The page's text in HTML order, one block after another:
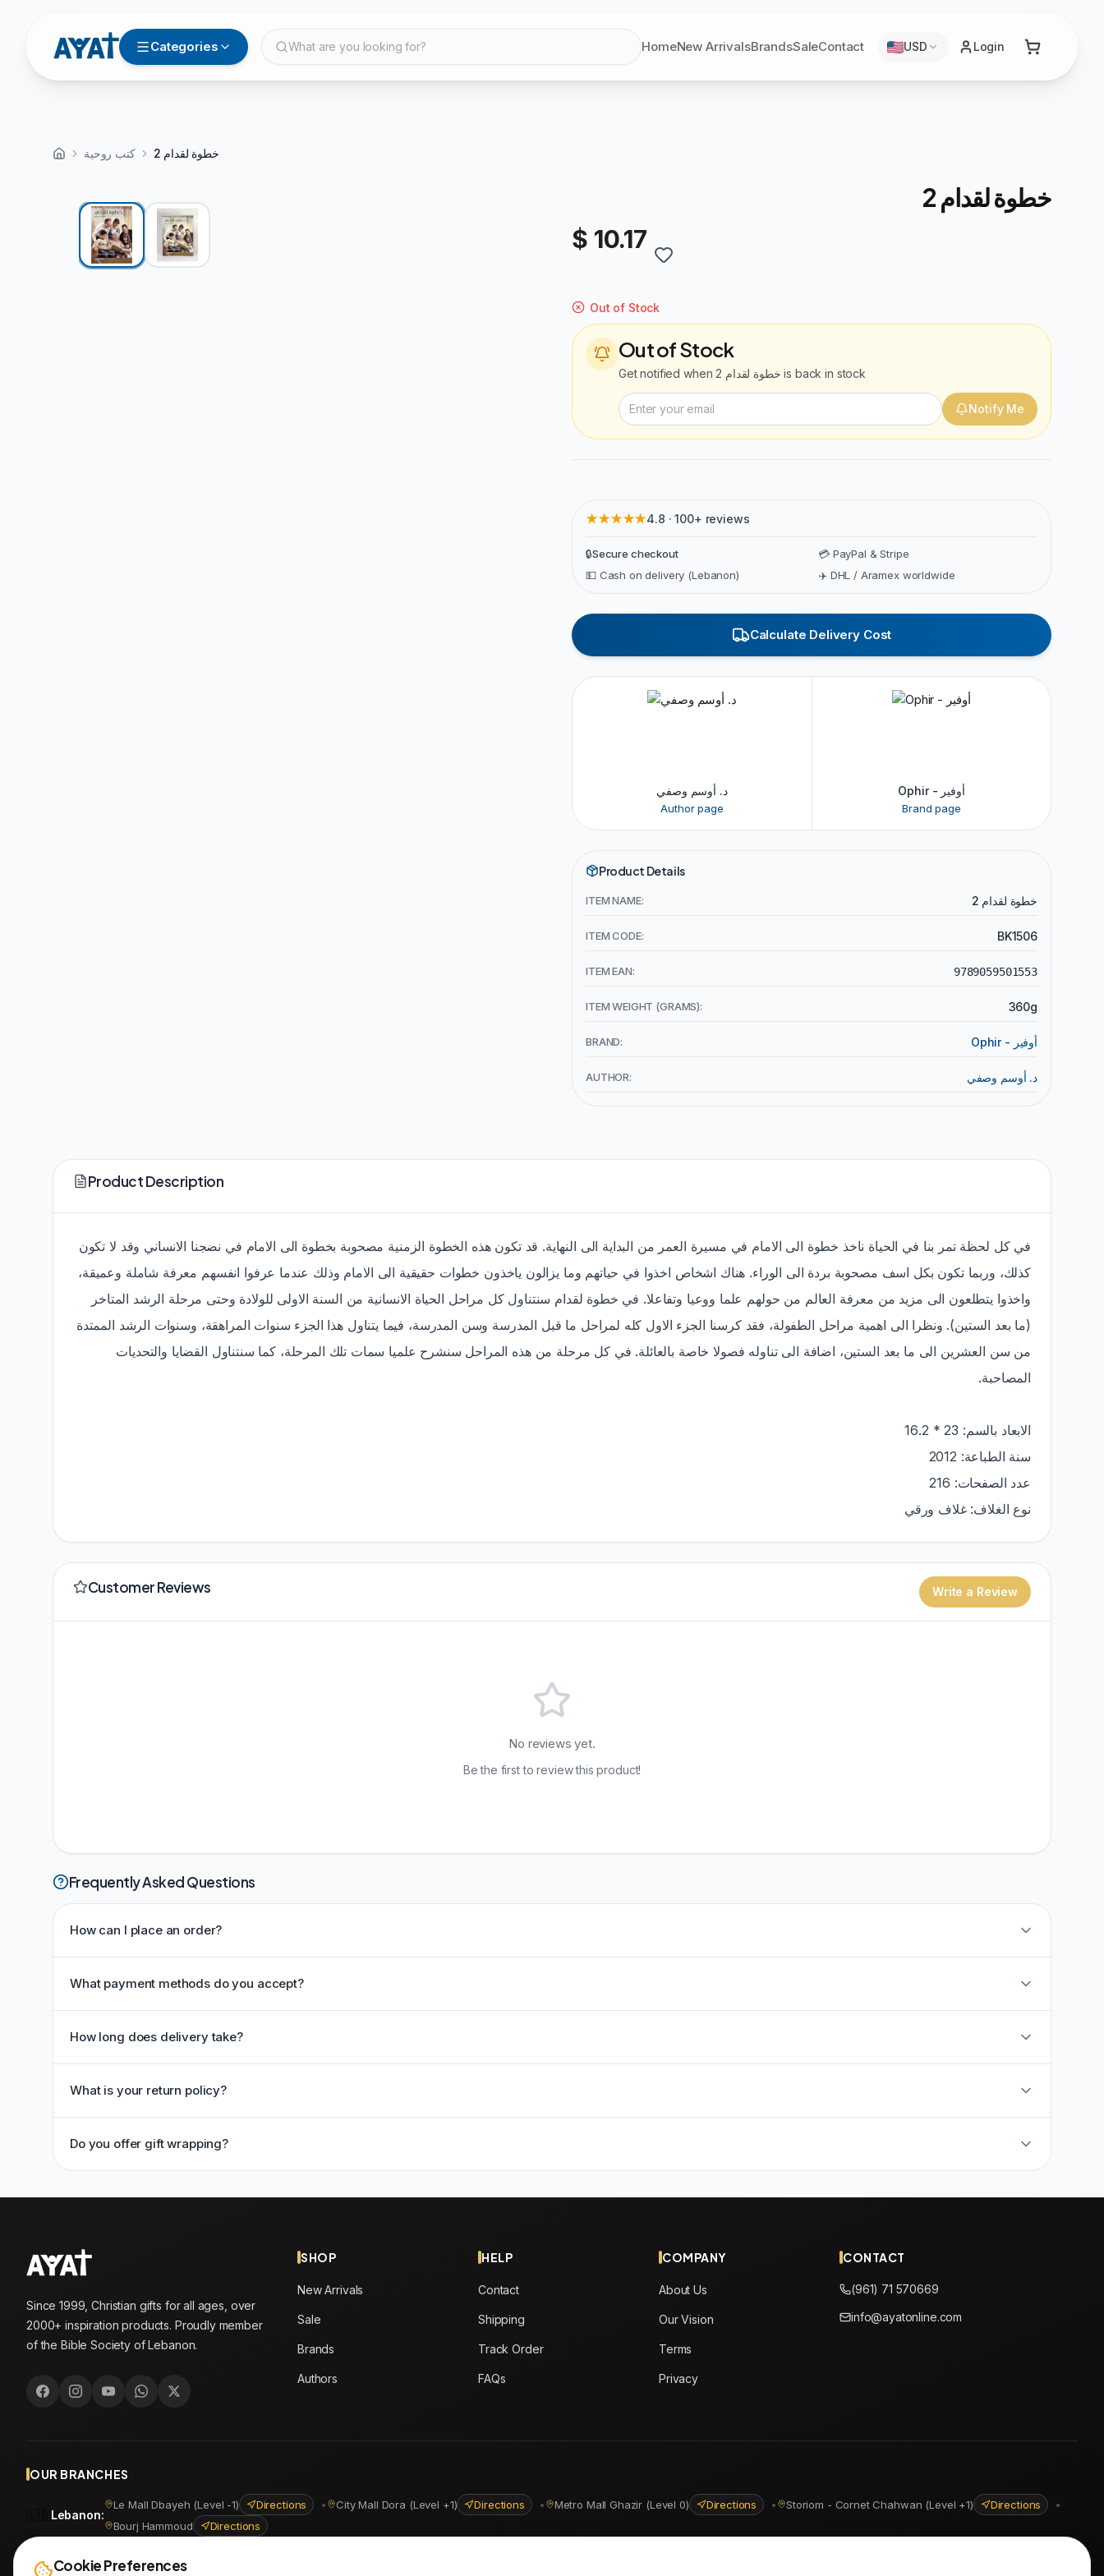
Categories What are you looking for? HomeNew ArrivalsBrandsSaleContact USD Login
كتب روحية خطوة لقدام 2
خطوة لقدام 2
$ 10.17
Out of Stock
Out of Stock
Get notified when خطوة لقدام 2 is back in stock
Notify Me
★★★★★4.8 · 100+ reviews
🔒Secure checkout
💳 PayPal & Stripe
💵 Cash on delivery (Lebanon)
✈️ DHL / Aramex worldwide
Calculate Delivery Cost
د. أوسم وصفي
Author page
Ophir - أوفير
Brand page
Product Details
ITEM NAME: خطوة لقدام 2
ITEM CODE: BK1506
ITEM EAN: 9789059501553
ITEM WEIGHT (GRAMS): 360g
BRAND: Ophir - أوفير
AUTHOR: د. أوسم وصفي
Product Description
في كل لحظة تمر بنا في الحياة ناخذ خطوة الى الامام في مسيرة العمر من البداية الى النهاية. قد تكون هذه الخطوة الزمنية مصحوبة بخطوة الى الامام في نضجنا الانساني وقد لا تكون
كذلك، وربما تكون بكل اسف مصحوبة بردة الى الوراء. هناك اشخاص اخذوا في حياتهم وما يزالون ياخذون خطوات حقيقية الى الامام وذلك عندما عرفوا انفسهم معرفة شاملة وعميقة،
واخذوا يتطلعون الى مزيد من معرفة العالم من حولهم علما ووعيا وتفاعلا. في خطوة لقدام سنتناول كل مراحل الحياة الانسانية من السنة الاولى للولادة وحتى مرحلة الرشد المتاخر
(ما بعد الستين). ونظرا الى اهمية مراحل الطفولة، فقد كرسنا الجزء الاول كله لمراحل ما قبل المدرسة وسن المدرسة، فيما يتناول هذا الجزء سنوات المراهقة، وسنوات الرشد الممتدة
من سن العشرين الى ما بعد الستين، اضافة الى تناوله فصولا خاصة بالعائلة. في كل مرحلة من هذه المراحل سنشرح علميا سمات تلك المرحلة، كما سنتناول القضايا والتحديات
المصاحبة.
الابعاد بالسم: 23 * 16.2
سنة الطباعة: 2012
عدد الصفحات: 216
نوع الغلاف: غلاف ورقي
Customer Reviews Write a Review
No reviews yet.
Be the first to review this product!
Frequently Asked Questions
How can I place an order?
What payment methods do you accept?
How long does delivery take?
What is your return policy?
Do you offer gift wrapping?
Since 1999, Christian gifts for all ages, over
2000+ inspiration products. Proudly member
of the Bible Society of Lebanon.
SHOP
New Arrivals
Sale
Brands
Authors
HELP
Contact
Shipping
Track Order
FAQs
COMPANY
About Us
Our Vision
Terms
Privacy
CONTACT
(961) 71 570669
info@ayatonline.com
OUR BRANCHES
Lebanon:
Le Mall Dbayeh (Level -1) Directions • City Mall Dora (Level +1) Directions • Metro Mall Ghazir (Level 0) Directions • Storiom - Cornet Chahwan (Level +1) Directions
•
Bourj Hammoud
Directions
Cookie Preferences